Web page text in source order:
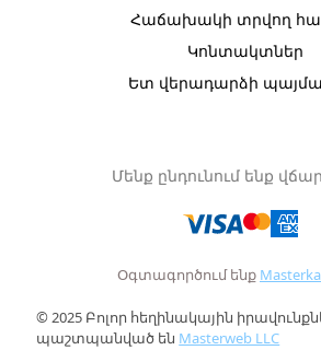
Հաճախակի տրվող
Կոնտակտներ
Ետ վերադարձի
Մենք ընդունում ենք
Օգտագործում ենք
© 2025 Բոլոր հեղինակային
պաշտպանված են Masterweb LLC